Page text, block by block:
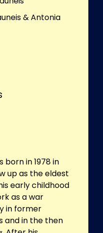
& Antonia
born in 1978 in
up as the eldest
early childhood
as a war
in former
and in the then